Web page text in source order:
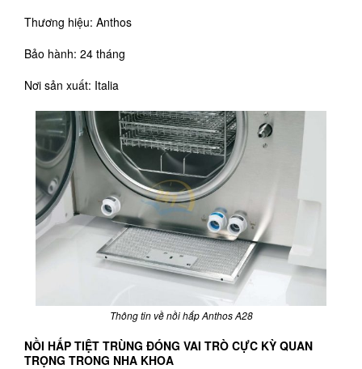
Thương hiệu: Anthos
Bảo hành: 24 tháng
Nơi sản xuất: Italia
Thông tin về nồi hấp Anthos A28
NỒI HẤP TIỆT TRÙNG ĐÓNG VAI TRÒ CỰC KỲ QUAN
TRỌNG TRONG NHA KHOA